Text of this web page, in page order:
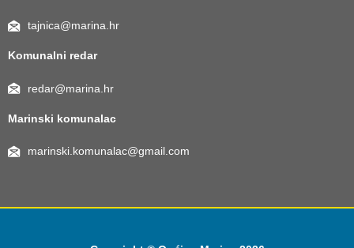
tajnica@marina.hr
Komunalni redar
redar@marina.hr
Marinski komunalac
marinski.komunalac@gmail.com